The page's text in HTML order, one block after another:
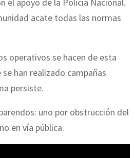
acate todas las normas
operativos se hacen de esta
han realizado campañas
persiste.
uno por obstrucción del
en vía pública.